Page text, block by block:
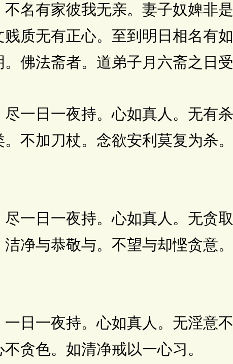
不名有家彼我无亲。妻子奴婢非
贱质无有正心。至到明日相名有
佛法斋者。道弟子月六斋之日
日一夜持。心如真人。无有
不加刀杖。念欲安利莫复为杀
日一夜持。心如真人。无贪
净与恭敬与。不望与却悭贪意
一夜持。心如真人。无淫意
贪色。如清净戒以一心习。